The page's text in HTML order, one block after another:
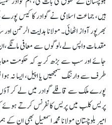
ہیں، جماعت اسلامی نے گوادر کا کیس پورے
بھرپور آواز اٹھائی۔ مولانا ہدایت الرحمن
مقدمات واپس لے،لوگوں سے معافی مانگے،ان
جائے اور سب سے بڑھ کر یہ کہ حکومت
طرف سے وارننگ سمجھیں یا اپیل، ایسا نہ ہوا
پورے ملک سے قافلے گوادر میں لے کر آؤں
پریس کلب میں پریس کانفرنس کرتے ہوئے
امیر بلوچستان مولانا محمد اسمعیل بھی ان کے